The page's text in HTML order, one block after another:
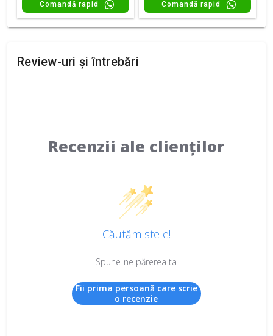
Comandă rapid Comandă rapid
Review-uri și întrebări
Recenzii ale clienților
Căutăm stele!
Spune-ne părerea ta
Fii prima persoană care scrie
o recenzie